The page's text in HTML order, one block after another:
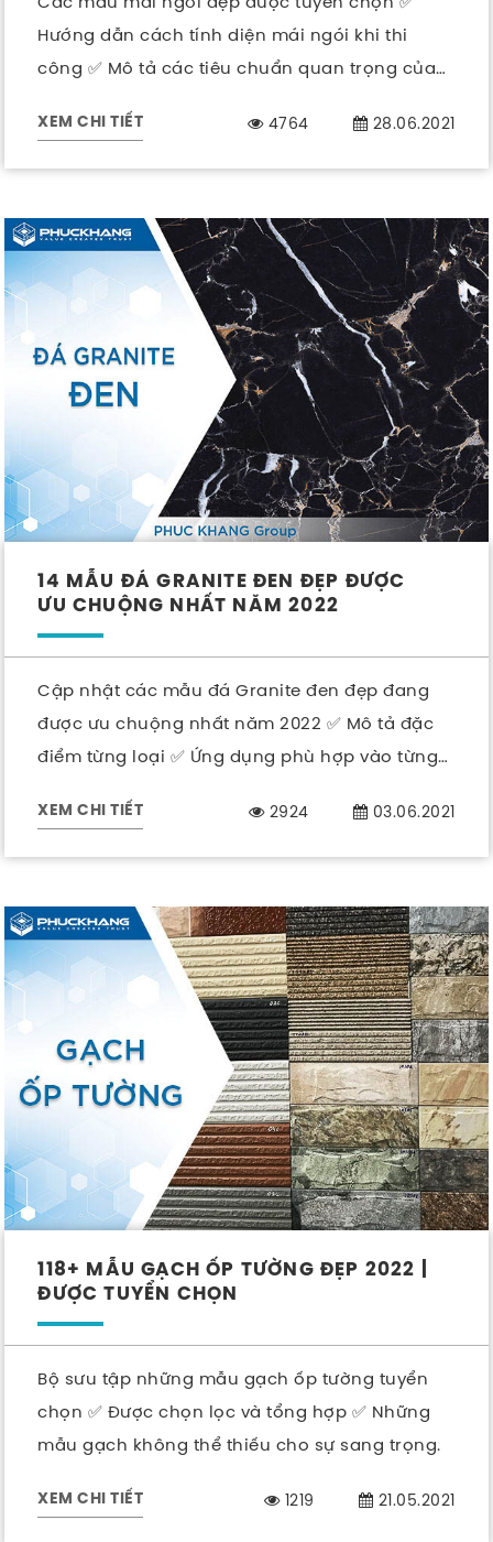
Hướng dẫn cách tính diện mái ngói khi thi
công ✅ Mô tả các tiêu chuẩn quan trọng của
XEM CHI TIẾT 4764 28.06.2021
14 MẪU ĐÁ GRANITE ĐEN ĐẸP ĐƯỢC
ƯU CHUỘNG NHẤT NĂM 2022
Cập nhật các mẫu đá Granite đen đẹp đang
được ưu chuộng nhất năm 2022 ✅ Mô tả đặc
điểm từng loại ✅ Ứng dụng phù hợp vào từng
XEM CHI TIẾT 2924 03.06.2021
118+ MẪU GẠCH ỐP TƯỜNG ĐẸP 2022 |
ĐƯỢC TUYỂN CHỌN
Bộ sưu tập những mẫu gạch ốp tường tuyển
chọn ✅ Được chọn lọc và tổng hợp ✅ Những
mẫu gạch không thể thiếu cho sự sang trọng.
XEM CHI TIẾT 1219 21.05.2021